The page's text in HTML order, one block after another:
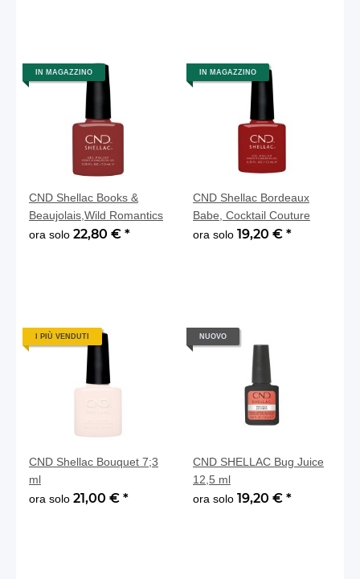
IN MAGAZZINO
CND Shellac Books &
Beaujolais,Wild Romantics
ora solo 22,80 € *
IN MAGAZZINO
CND Shellac Bordeaux
Babe, Cocktail Couture
ora solo 19,20 € *
I PIÙ VENDUTI
CND Shellac Bouquet 7;3
ml
ora solo 21,00 € *
NUOVO
CND SHELLAC Bug Juice
12,5 ml
ora solo 19,20 € *